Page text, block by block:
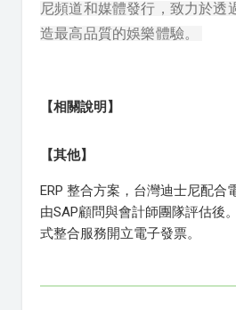
尼頻道和媒體發行，致力於透
造最高品質的娛樂體驗。
【相關說明】
【其他】
ERP 整合方案，台灣迪士尼配合
由SAP顧問與會計師團隊評估後
式整合服務開立電子發票。